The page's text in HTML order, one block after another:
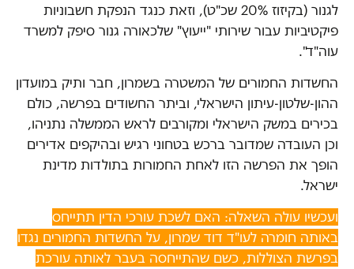
לגנור (בקיזוז 20% שכ"ט), וזאת כנגד הנפקת חשבוניות
פיקטיביות עבור שירותי "ייעוץ" שלכאורה גנור סיפק למשרד
עוה"ד".
החשדות החמורים של המשטרה בשמרון, חבר ותיק במועדון
ההון-שלטון-עיתון הישראלי, וביתר החשודים בפרשה, כולם
בכירים במשק הישראלי ומקורבים לראש הממשלה נתניהו,
וכן העובדה שמדובר ברכש בטחוני רגיש ובהיקפים אדירים
הופך את הפרשה הזו לאחת החמורות בתולדות מדינת
ישראל.
ועכשיו עולה השאלה: האם לשכת עורכי הדין תתייחס
באותה חומרה לעו"ד דוד שמרון, על החשדות החמורים נגדו
בפרשת הצוללות, כשם שהתייחסה בעבר לאותה עורכת